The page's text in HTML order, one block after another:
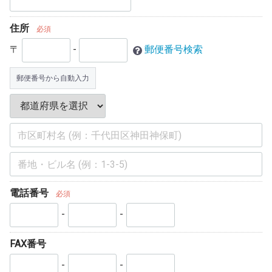
住所 必須
〒 - 郵便番号検索
郵便番号から自動入力
電話番号 必須
- -
FAX番号
-
-